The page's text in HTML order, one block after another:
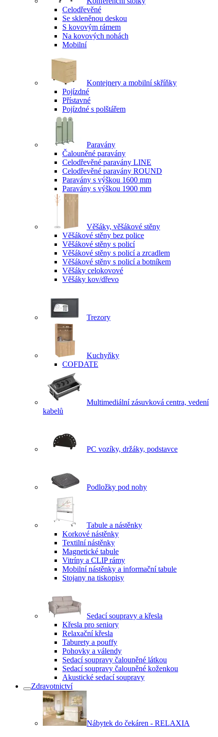
Celodřevěné
Se skleněnou deskou
S kovovým rámem
Na kovových nohách
Mobilní
Kontejnery a mobilní skříňky
Pojízdné
Přístavné
Pojízdné s polštářem
Paravány
Čalouněné paravány
Celodřevěné paravány LINE
Celodřevěné paravány ROUND
Paravány s výškou 1600 mm
Paravány s výškou 1900 mm
Věšáky, věšákové stěny
Věšákové stěny bez police
Věšákové stěny s policí
Věšákové stěny s policí a zrcadlem
Věšákové stěny s policí a botníkem
Věšáky celokovové
Věšáky kov/dřevo
Trezory
Kuchyňky
COFDATE
Multimediální zásuvková centra, vedení
kabelů
PC vozíky, držáky, podstavce
Podložky pod nohy
Tabule a nástěnky
Korkové nástěnky
Textilní nástěnky
Magnetické tabule
Vitríny a CLIP rámy
Mobilní nástěnky a informační tabule
Stojany na tiskopisy
Sedací soupravy a křesla
Křesla pro seniory
Relaxační křesla
Taburety a pouffy
Pohovky a válendy
Sedací soupravy čalouněné látkou
Sedací soupravy čalouněné koženkou
Akustické sedací soupravy
Zdravotnictví
Nábytek do čekáren - RELAXIA